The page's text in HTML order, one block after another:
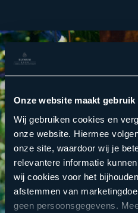
Onze website maakt gebruik
Wij gebruiken cookies en
onze website. Hiermee
onze site, waardoor wij je
relevantere informatie
wij cookies voor het
afstemmen van
geen persoonsgegevens.